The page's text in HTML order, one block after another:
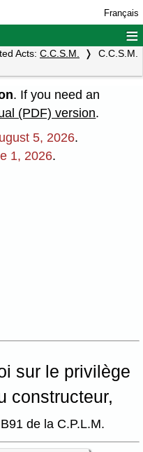
Français
≡
Acts: C.C.S.M.
C.C.S.M.
. If you need an
(PDF) version.
5, 2026.
1, 2026.
sur le privilège
constructeur,
de la C.P.L.M.